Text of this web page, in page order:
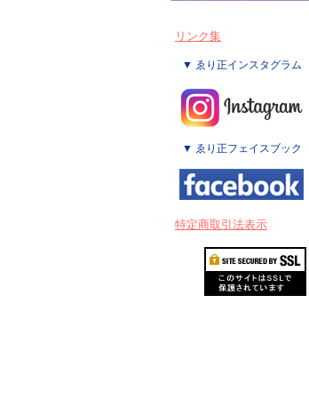
リンク集
▼ ゑり正インスタグラム
▼ ゑり正フェイスブック
特定商取引法表示